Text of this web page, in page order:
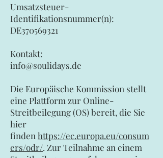
Umsatzsteuer-
Identifikationsnummer(n):
DE370569321
Kontakt:
info@soulidays.de
Die Europäische Kommission stellt
eine Plattform zur Online-
Streitbeilegung (OS) bereit, die Sie
hier
finden https://ec.europa.eu/consum
ers/odr/. Zur Teilnahme an einem